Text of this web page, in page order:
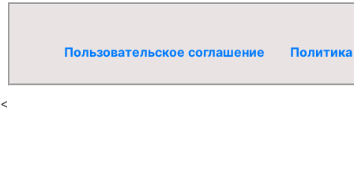
Пользовательское соглашение
<